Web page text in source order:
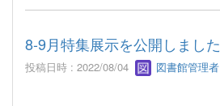
8-9月特集展示を公開しました
投稿日時 : 2022/08/04 図書館管理者